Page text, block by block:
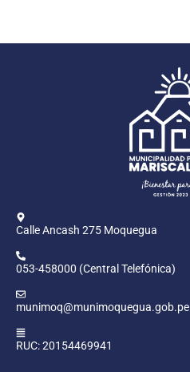
Calle Ancash 275 Moquegua
053-458000 (Central Telefónica)
munimoq@munimoquegua.gob.pe
RUC: 20154469941